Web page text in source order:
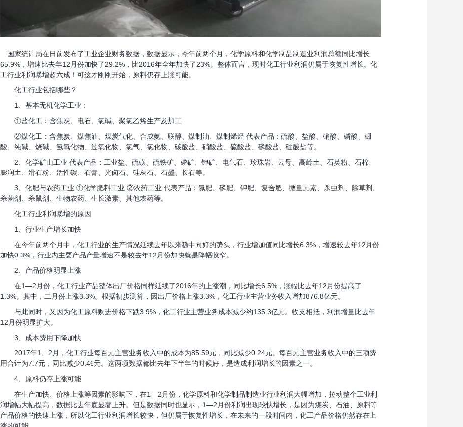
国家统计局在日前发布了工业企业财务数据，数据显示，今年前两个月，化学原料和化学制品制造业利润总额同比增长
65.9%，增速比去年12月份加快了29.2%，比2016年全年加快了23%。整体而言，现时化工行业利润仍属于恢复性增长。化
工行业利润暴增超六成！可这才刚刚开始，原料仍存上涨可能。
化工行业包括哪些？
1、基本无机化学工业：
①盐化工：含焦炭、电石、氯碱、聚氯乙烯生产及加工
②煤化工：含焦炭、煤焦油、煤炭气化、合成氨、联醇、煤制油、煤制烯烃 代表产品：硫酸、盐酸、硝酸、磷酸、硼
酸、纯碱、烧碱、氢氧化物、过氧化物、氯气、氯化物、碳酸盐、硝酸盐、硫酸盐、磷酸盐、硼酸盐等。
2、化学矿山工业 代表产品：工业盐、硫磺、硫铁矿、磷矿、钾矿、电气石、珍珠岩、云母、高岭土、石英粉、石棉、
膨润土、滑石粉、活性碳、石膏、光卤石、硅灰石、石墨、长石等。
3、化肥与农药工业 ①化学肥料工业 ②农药工业 代表产品：氮肥、磷肥、钾肥、复合肥、微量元素、杀虫剂、除草剂、
杀菌剂、杀鼠剂、生物农药、生长激素、其他农药等。
化工行业利润暴增的原因
1、行业生产增长加快
在今年前两个月中，化工行业的生产情况延续去年以来稳中向好的势头，行业增加值同比增长6.3%，增速较去年12月份
加快0.3%，行业内主要产品产量增速不是较去年12月份加快就是降幅收窄。
2、产品价格明显上涨
在1—2月份，化工行业产品整体出厂价格同样延续了2016年的上涨潮，同比增长6.5%，涨幅比去年12月份提高了
1.3%。其中，二月份上涨3.3%。根据初步测算，因出厂价格上涨3.3%，化工行业主营业务收入增加876.8亿元。
与此同时，又因为化工原料购进价格下跌3.9%，化工行业主营业务成本减少约135.3亿元。收支相抵，利润增量比去年
12月份明显扩大。
3、成本费用下降加快
2017年1、2月，化工行业每百元主营业务收入中的成本为85.59元，同比减少0.24元。每百元主营业务收入中的三项费
用合计为7.7元，同比减少0.46元。这两项数据都比去年下半年的时候好，是造成利润增长的因素之一。
4、原料仍存上涨可能
在生产加快、价格上涨等因素的影响下，在1—2月份，化学原料和化学制品制造业行业利润大幅增加，拉动整个工业利
润增幅大幅提高，数据比去年底显著上升。但是数据同时也显示，1—2月份利润出现较快增长，是因为煤炭、石油、原料等
产品价格的快速上涨，所以化工行业利润增长较快，但仍属于恢复性增长，在未来的一段时间内，化工产品价格仍然存在上